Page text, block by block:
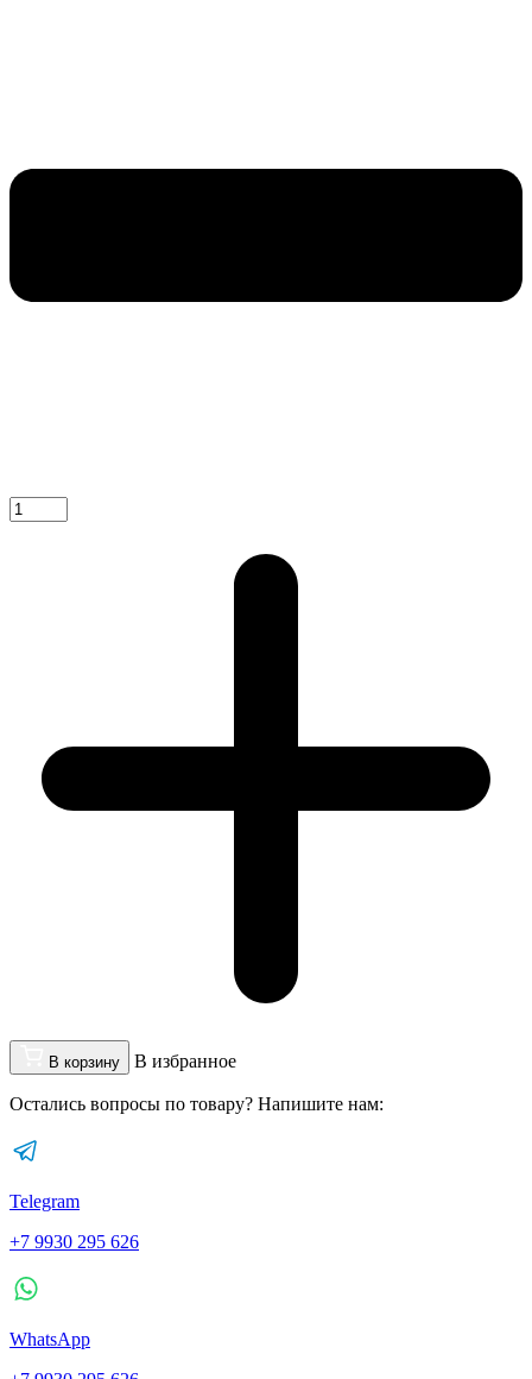
В корзину В избранное
Остались вопросы по товару? Напишите нам:
Telegram
+7 9930 295 626
WhatsApp